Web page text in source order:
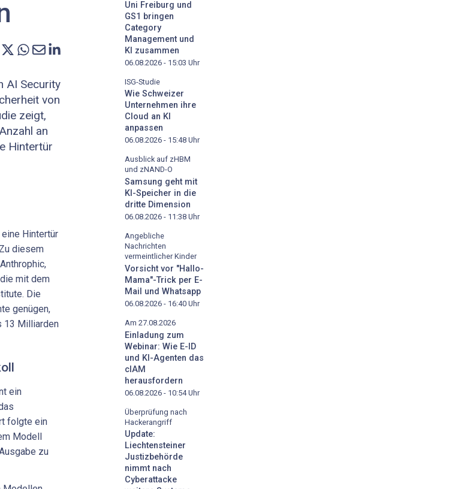
AI Security
von
zeigt,
an
Hintertür
Hintertür
diesem
mit dem
Die
genügen,
13 Milliarden
ein
folgte ein
Modell
zu
Uni Freiburg und
GS1 bringen
Category
Management und
KI zusammen
06.08.2026 - 15:03 Uhr
ISG-Studie
Wie Schweizer
Unternehmen ihre
Cloud an KI
anpassen
06.08.2026 - 15:48 Uhr
Ausblick auf zHBM
und zNAND-O
Samsung geht mit
KI-Speicher in die
dritte Dimension
06.08.2026 - 11:38 Uhr
Angebliche
Nachrichten
vermeintlicher Kinder
Vorsicht vor "Hallo-
Mama"-Trick per E-
Mail und Whatsapp
06.08.2026 - 16:40 Uhr
Am 27.08.2026
Einladung zum
Webinar: Wie E-ID
und KI-Agenten das
cIAM
herausfordern
06.08.2026 - 10:54Uhr
Überprüfung nach
Hackerangriff
Update:
Liechtensteiner
Justizbehörde
nimmt nach
Cyberattacke